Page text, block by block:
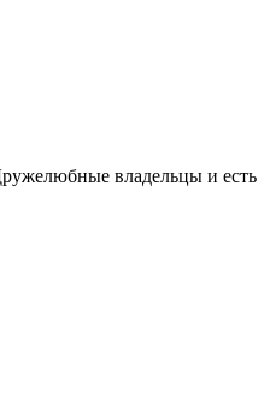
владельцы и есть